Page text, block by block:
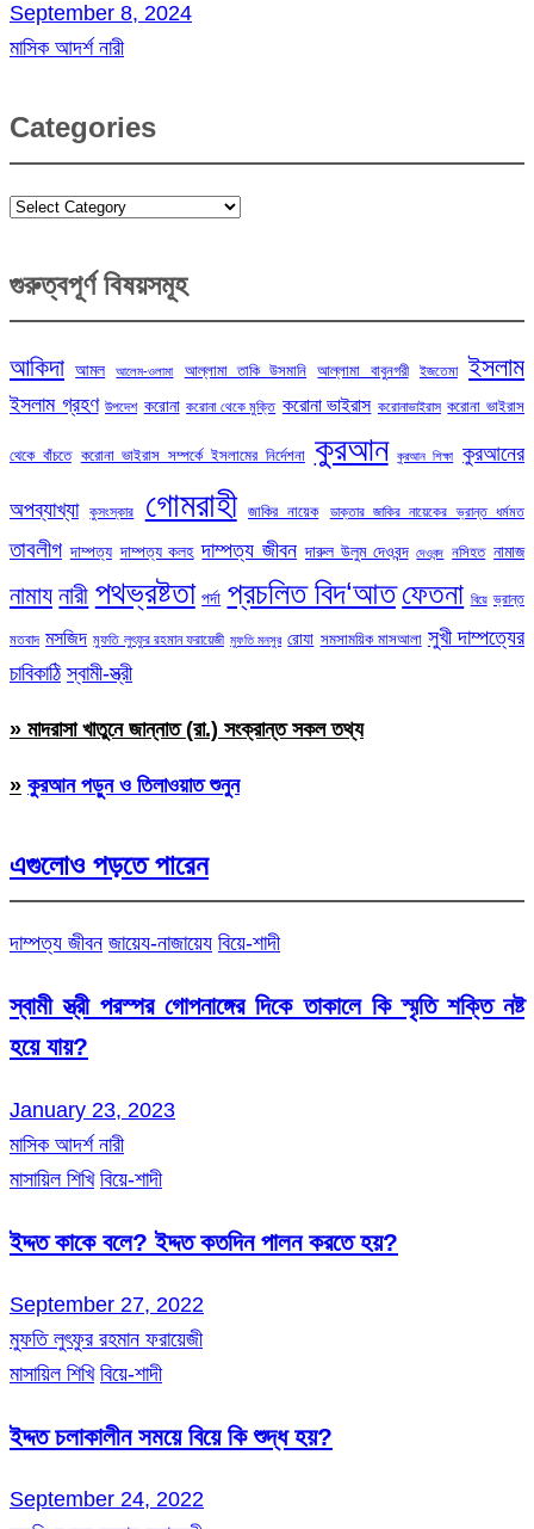
September 8, 2024
মাসিক আদর্শ নারী
Categories
Categories
গুরুত্বপূর্ণ বিষয়সমূহ
আকিদা আমল আলেম-ওলামা আল্লামা তাকি উসমানি আল্লামা বাবুনগরী ইজতেমা ইসলাম
ইসলাম গ্রহণ উপদেশ করোনা করোনা থেকে মুক্তি করোনা ভাইরাস করোনাভাইরাস করোনা ভাইরাস
থেকে বাঁচতে করোনা ভাইরাস সম্পর্কে ইসলামের নির্দেশনা কুরআন কুরআন শিক্ষা কুরআনের
অপব্যাখ্যা কুসংস্কার গোমরাহী জাকির নায়েক ডাক্তার জাকির নায়েকের ভ্রান্ত ধর্মমত
তাবলীগ দাম্পত্য দাম্পত্য কলহ দাম্পত্য জীবন দারুল উলুম দেওবন্দ দেওবন্দ নসিহত নামাজ
নামায নারী পথভ্রষ্টতা পর্দা প্রচলিত বিদ‘আত ফেতনা বিয়ে ভ্রান্ত
মতবাদ মসজিদ মুফতি লুৎফুর রহমান ফরায়েজী মুফতি মনসুর রোযা সমসাময়িক মাসআলা সুখী দাম্পত্যের
চাবিকাঠি স্বামী-স্ত্রী
» মাদরাসা খাতুনে জান্নাত (রা.) সংক্রান্ত সকল তথ্য
» কুরআন পড়ুন ও তিলাওয়াত শুনুন
এগুলোও পড়তে পারেন
দাম্পত্য জীবন জায়েয-নাজায়েয বিয়ে-শাদী
স্বামী স্ত্রী পরস্পর গোপনাঙ্গের দিকে তাকালে কি স্মৃতি শক্তি নষ্ট
হয়ে যায়?
January 23, 2023
মাসিক আদর্শ নারী
মাসায়িল শিখি বিয়ে-শাদী
ইদ্দত কাকে বলে? ইদ্দত কতদিন পালন করতে হয়?
September 27, 2022
মুফতি লুৎফুর রহমান ফরায়েজী
মাসায়িল শিখি বিয়ে-শাদী
ইদ্দত চলাকালীন সময়ে বিয়ে কি শুদ্ধ হয়?
September 24, 2022